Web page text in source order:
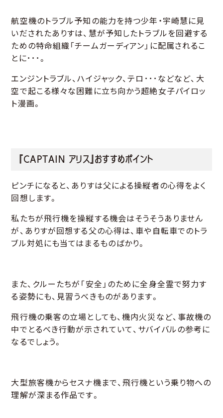
航空機のトラブル予知の能力を持つ少年・宇崎慧に見
いだされたありすは、慧が予知したトラブルを回避する
ための特命組織「チームガーディアン」に配属されるこ
とに･･･。
エンジントラブル、ハイジャック、テロ･･･などなど、大
空で起こる様々な困難に立ち向かう超絶女子パイロッ
ト漫画。
『CAPTAIN アリス』おすすめポイント
ピンチになると、ありすは父による操縦者の心得をよく
回想します。
私たちが飛行機を操縦する機会はそうそうありません
が、ありすが回想する父の心得は、車や自転車でのトラ
ブル対処にも当てはまるものばかり。
また、クルーたちが「安全」のために全身全霊で努力す
る姿勢にも、見習うべきものがあります。
飛行機の乗客の立場としても、機内火災など、事故機の
中でとるべき行動が示されていて、サバイバルの参考に
なるでしょう。
大型旅客機からセスナ機まで、飛行機という乗り物への
理解が深まる作品です。